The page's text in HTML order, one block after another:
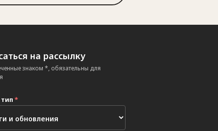
на рассылку
знаком *, обязательны для
*